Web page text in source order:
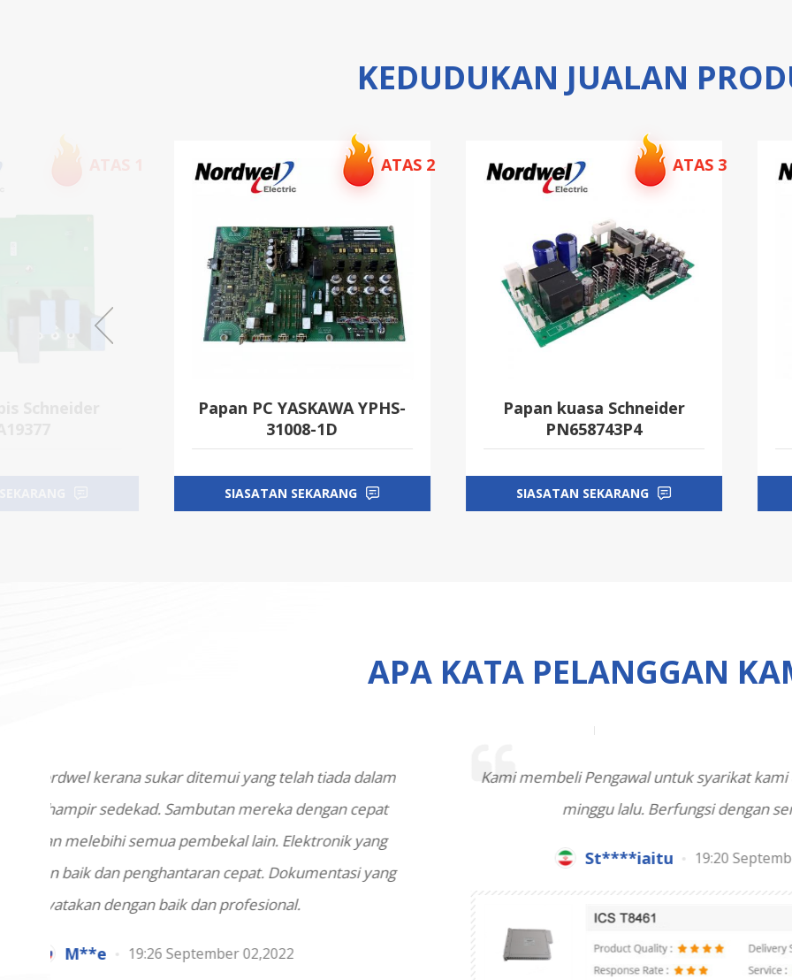
KEDUDUKAN JUALAN
ATAS 3
Papan kuasa Schneider
PN658743P4
SIASATAN SEKARANG
ATAS 4
195187A04 Papan Kuasa
Pemacu
SIASATAN SEKARANG
APA KATA PELANGGAN
telah tiada dalam
dengan cepat
lain. Elektronik yang
Dokumentasi yang
Kami membeli Pengawal untuk syarikat kami dan memasangnya 2
minggu lalu. Berfungsi dengan sempurna!!!
19:20 September 02,2022